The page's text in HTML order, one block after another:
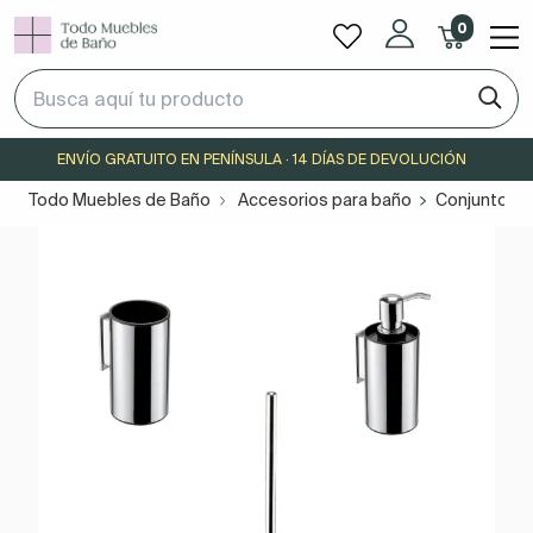
0
ENVÍO GRATUITO EN PENÍNSULA · 14 DÍAS DE DEVOLUCIÓN
Todo Muebles de Baño Accesorios para baño Conjuntos